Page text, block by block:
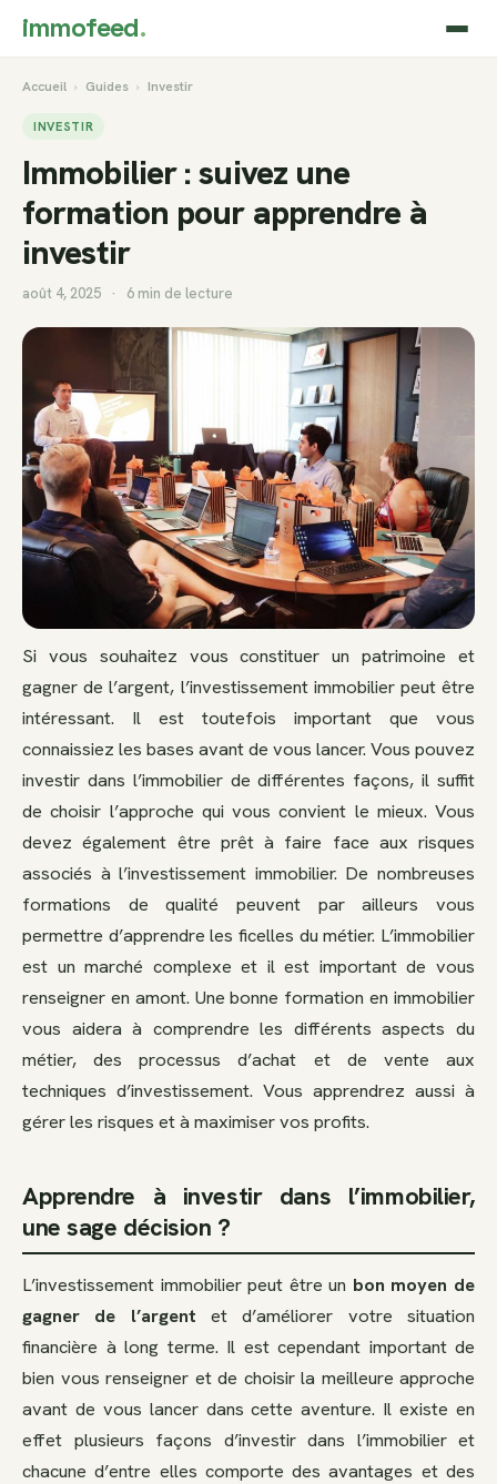
immofeed.
Accueil › Guides › Investir
INVESTIR
Immobilier : suivez une
formation pour apprendre à
investir
août 4, 2025 · 6 min de lecture
Si vous souhaitez vous constituer un patrimoine et
gagner de l’argent, l’investissement immobilier peut être
intéressant. Il est toutefois important que vous
connaissiez les bases avant de vous lancer. Vous pouvez
investir dans l’immobilier de différentes façons, il suffit
de choisir l’approche qui vous convient le mieux. Vous
devez également être prêt à faire face aux risques
associés à l’investissement immobilier. De nombreuses
formations de qualité peuvent par ailleurs vous
permettre d’apprendre les ficelles du métier. L’immobilier
est un marché complexe et il est important de vous
renseigner en amont. Une bonne formation en immobilier
vous aidera à comprendre les différents aspects du
métier, des processus d’achat et de vente aux
techniques d’investissement. Vous apprendrez aussi à
gérer les risques et à maximiser vos profits.
Apprendre à investir dans l’immobilier,
une sage décision ?
L’investissement immobilier peut être un bon moyen de
gagner de l’argent et d’améliorer votre situation
financière à long terme. Il est cependant important de
bien vous renseigner et de choisir la meilleure approche
avant de vous lancer dans cette aventure. Il existe en
effet plusieurs façons d’investir dans l’immobilier et
chacune d’entre elles comporte des avantages et des